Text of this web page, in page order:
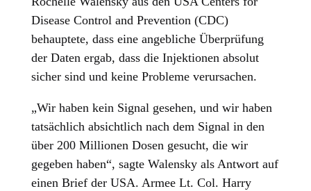
Disease Control and Prevention (CDC)
behauptete, dass eine angebliche Überprüfung
der Daten ergab, dass die Injektionen absolut
sicher sind und keine Probleme verursachen.
„Wir haben kein Signal gesehen, und wir haben
tatsächlich absichtlich nach dem Signal in den
über 200 Millionen Dosen gesucht, die wir
gegeben haben“, sagte Walensky als Antwort auf
einen Brief der USA. Armee Lt. Col. Harry